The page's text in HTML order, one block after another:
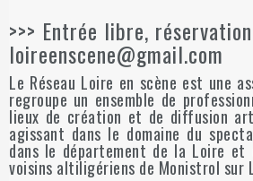
>>> Entrée libre,
loireenscene@gmail.com
Le Réseau Loire en scène est une
regroupe un ensemble de
lieux de création et de diffusion
agissant dans le domaine du
dans le département de la Loire et
voisins altiligériens de Monistrol sur